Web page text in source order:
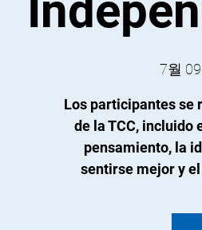
7월
Los participantes se
de la TCC,
pensamiento, la
sentirse mejor y